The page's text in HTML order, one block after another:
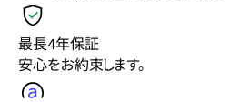
最長4年保証
安心をお約束します。